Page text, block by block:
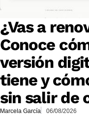
¿Vas a
Conoce
versión
tiene y
sin salir de
Marcela García 06/08/2026